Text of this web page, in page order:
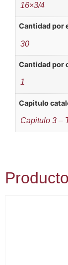
16×3/4
Cantidad por
30
Cantidad por
1
Capitulo
Capitulo 3 –